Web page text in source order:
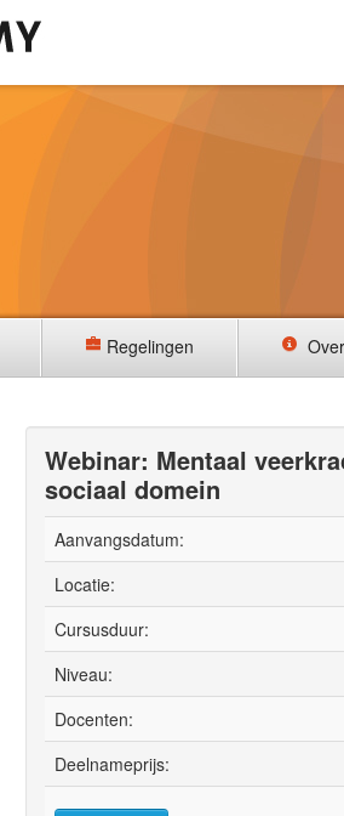
Regelingen Over
Webinar: Mentaal
sociaal domein
Aanvangsdatum:
Locatie:
Cursusduur:
Niveau:
Docenten:
Deelnameprijs: